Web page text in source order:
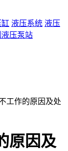
液压系统 液压
压泵站
工作的原因及处
原因及